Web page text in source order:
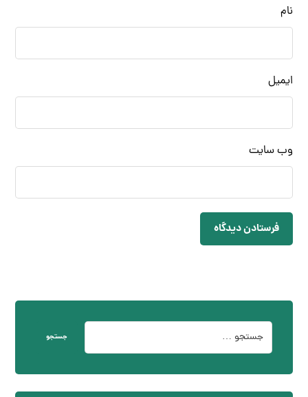
نام
ایمیل
وب‌ سایت
فرستادن دیدگاه
جستجو